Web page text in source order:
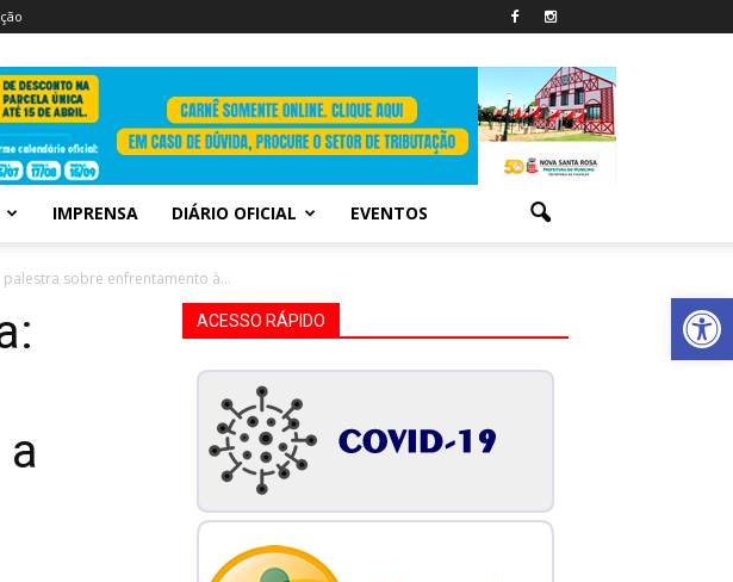
Abrir
IMPRENSA DIÁRIO OFICIAL EVENTOS
palestra sobre enfrentamento à...
ACESSO RÁPIDO